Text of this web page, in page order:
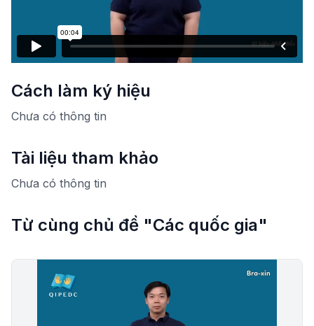
Cách làm ký hiệu
Chưa có thông tin
Tài liệu tham khảo
Chưa có thông tin
Từ cùng chủ đề "Các quốc gia"